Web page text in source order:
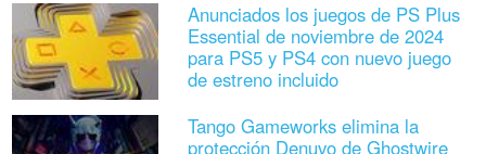
Anunciados los juegos de PS Plus
Essential de noviembre de 2024
para PS5 y PS4 con nuevo juego
de estreno incluido
Tango Gameworks elimina la
protección Denuvo de Ghostwire